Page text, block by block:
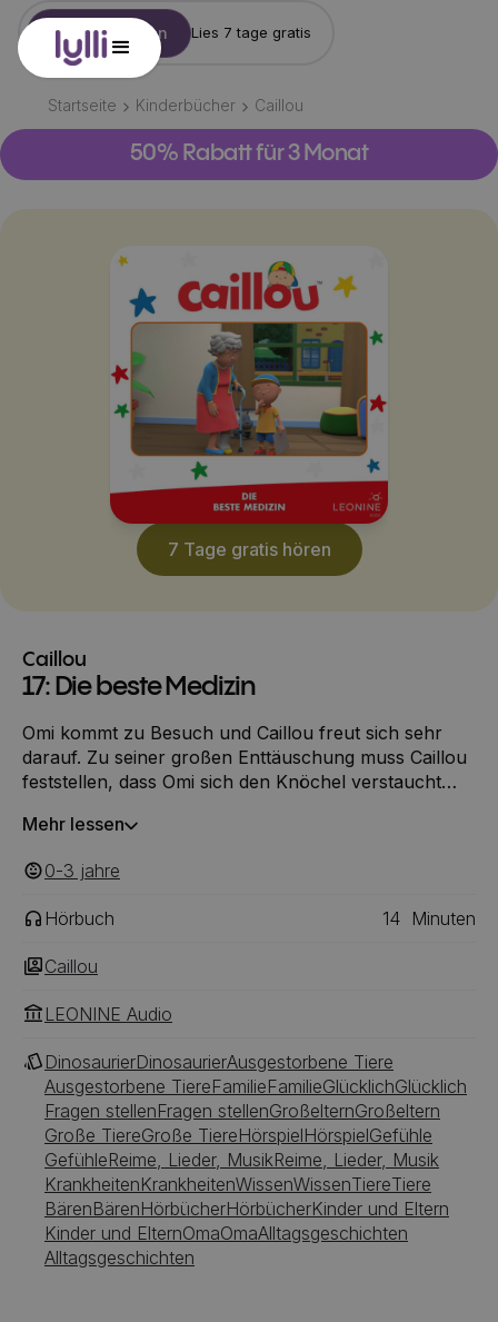
Konto erstellen Lies 7 tage gratis
Startseite Kinderbücher Caillou
50% Rabatt für 3 Monat
7 Tage gratis hören
Caillou
17: Die beste Medizin
Omi kommt zu Besuch und Caillou freut sich sehr
darauf. Zu seiner großen Enttäuschung muss Caillou
feststellen, dass Omi sich den Knöchel verstaucht
kann sie nicht. Caillou zieht sich in sein Zimmer
geht, wenn er mit ihr spielt. Kann er etwas tun, damit
Mehr lessen
0-3 ‎‎ jahre
Hörbuch 14 Minuten
Caillou
LEONINE Audio
DinosaurierDinosaurierAusgestorbene Tiere
Ausgestorbene TiereFamilieFamilieGlücklichGlücklich
Fragen stellenFragen stellenGroßelternGroßeltern
Große TiereGroße TiereHörspielHörspielGefühle
GefühleReime, Lieder, MusikReime, Lieder, Musik
KrankheitenKrankheitenWissenWissenTiereTiere
BärenBärenHörbücherHörbücherKinder und Eltern
Kinder und ElternOmaOmaAlltagsgeschichten
Alltagsgeschichten